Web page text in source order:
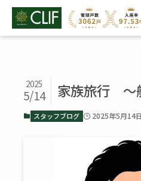
家族旅行 ～
2025
5/14
スタッフブログ 2025年5月14日